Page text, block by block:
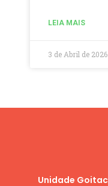
LEIA MAIS
3 de Abril de 2026